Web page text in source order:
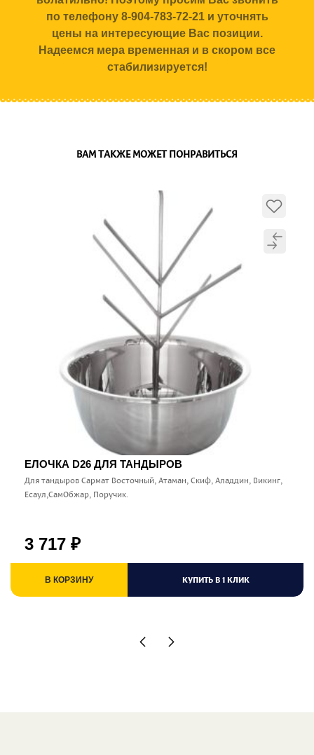
по телефону 8-904-783-72-21 и уточнять
цены на интересующие Вас позиции.
Надеемся мера временная и в скором все
стабилизируется!
ВАМ ТАКЖЕ МОЖЕТ ПОНРАВИТЬСЯ
ЕЛОЧКА D26 ДЛЯ ТАНДЫРОВ
Для тандыров Сармат Восточный, Атаман, Скиф, Аладдин, Викинг,
Есаул,СамОбжар, Поручик.
3 717 ₽
В КОРЗИНУ КУПИТЬ В 1 КЛИК